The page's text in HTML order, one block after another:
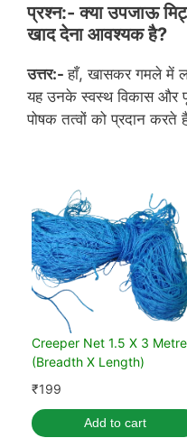
प्रश्न:- क्या उपजाऊ
खाद देना आवश्यक है?
उत्तर:-हाँ, खासकर गमले में
यह उनके स्वस्थ विकास और
पोषक तत्वों को प्रदान करते
Creeper Net 1.5 X 3 Metre
(Breadth X Length)
₹199
Add to cart